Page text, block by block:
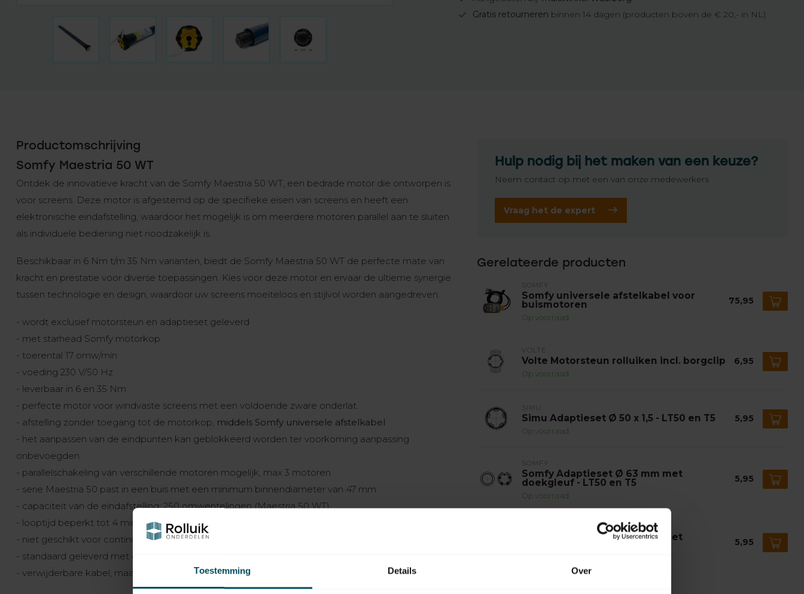
Toestemming Details Over
Gratis retourneren binnen 14 dagen (producten boven de € 20,- in NL)
Productomschrijving
Somfy Maestria 50 WT
Ontdek de innovatieve kracht van de Somfy Maestria 50 WT, een bedrade motor die ontworpen is
voor screens. Deze motor is afgestemd op de specifieke eisen van screens en heeft een
elektronische eindafstelling, waardoor het mogelijk is om meerdere motoren parallel aan te sluiten
als individuele bediening niet noodzakelijk is.
Beschikbaar in 6 Nm t/m 35 Nm varianten, biedt de Somfy Maestria 50 WT de perfecte mate van
kracht en prestatie voor diverse toepassingen. Kies voor deze motor en ervaar de ultieme synergie
tussen technologie en design, waardoor uw screens moeiteloos en stijlvol worden aangedreven.
- wordt exclusief motorsteun en adaptieset geleverd
- met starhead Somfy motorkop
- toerental 17 omw/min
- voeding 230 V/50 Hz
- leverbaar in 6 en 35 Nm
- perfecte motor voor windvaste screens met een voldoende zware onderlat.
- afstelling zonder toegang tot de motorkop, middels Somfy universele afstelkabel
- het aanpassen van de eindpunten kan geblokkeerd worden ter voorkoming aanpassing
onbevoegden
- parallelschakeling van verschillende motoren mogelijk, max 3 motoren
- serie Maestria 50 past in een buis met een minimum binnendiameter van 47 mm
- capaciteit van de eindafstelling: 250 omwentelingen (Maestria 50 WT)
- looptijd beperkt tot 4 minuten
- niet geschikt voor continu gebruik
- standaard geleverd met een wit 4-aderig (VVF) snoer, lengte 3 meter
- verwijderbare kabel, maakt de installatie eenvoudiger
Hulp nodig bij het maken van een keuze?
Neem contact op met een van onze medewerkers
Vraag het de expert
Gerelateerde producten
SOMFY
Somfy universele afstelkabel voor
buismotoren
Op voorraad
75,95
VOLTE
Volte Motorsteun rolluiken incl. borgclip
Op voorraad
6,95
SIMU
Simu Adaptieset Ø 50 x 1,5 - LT50 en T5
Op voorraad
5,95
SOMFY
Somfy Adaptieset Ø 63 mm met
doekgleuf - LT50 en T5
Op voorraad
5,95
Somfy Adaptieset Ø 78 mm met 5,95